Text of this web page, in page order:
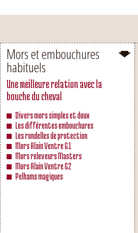
Mors et embouchures
habituels
Une meilleure relation avec la
bouche du cheval
Divers mors simples et doux
Les différentes embouchures
Les rondelles de protection
Mors Alain Ventre G1
Mors releveurs Masters
Mors Alain Ventre G2
Pelhams magiques